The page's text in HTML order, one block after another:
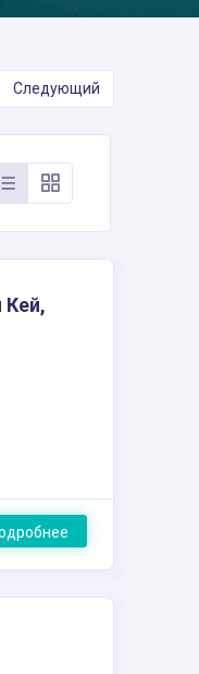
Следующий
Кей,